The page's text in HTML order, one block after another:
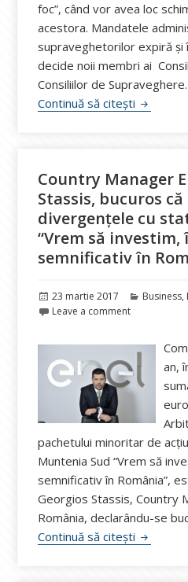
foc”, când vor avea loc
acestora. Mandatele
supraveghetorilor expiră și
decide noii membri ai
Consiliilor de
Continuă să citești
Country Manager
Stassis, bucuros
divergențele cu
“Vrem să
semnificativ în
Publicat
pe
23 martie 2017 Categorii
Business,
Leave a comment
an,
pachetului minoritar de
Muntenia Sud “Vrem să
semnificativ în România”,
Georgios Stassis, Country
România, declarându-se
Continuă să citești Country